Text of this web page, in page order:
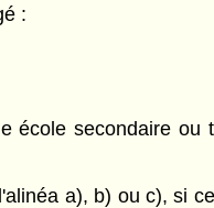
:
secondaire ou
a), b) ou c), si